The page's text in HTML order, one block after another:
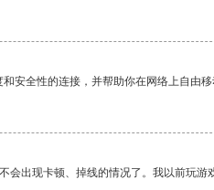
安全性的连接，并帮助你在网络上自由移
会出现卡顿、掉线的情况了。我以前玩游